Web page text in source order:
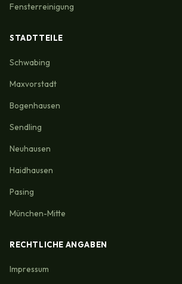
Fensterreinigung
STADTTEILE
Schwabing
Maxvorstadt
Bogenhausen
Sendling
Neuhausen
Haidhausen
Pasing
München-Mitte
RECHTLICHE ANGABEN
Impressum